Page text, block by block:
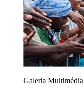
Galeria Multimédia